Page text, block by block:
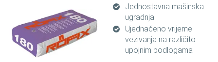
Jednostavna mašinska
ugradnja
Ujednačeno vrijeme
vezivanja na različito
upojnim podlogama